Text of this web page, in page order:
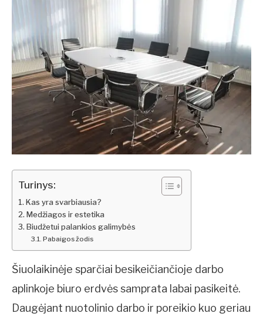
Turinys:
Kas yra svarbiausia?
Medžiagos ir estetika
Biudžetui palankios galimybės
Pabaigos žodis
Šiuolaikinėje sparčiai besikeičiančioje darbo
aplinkoje biuro erdvės samprata labai pasikeitė.
Daugėjant nuotolinio darbo ir poreikio kuo geriau